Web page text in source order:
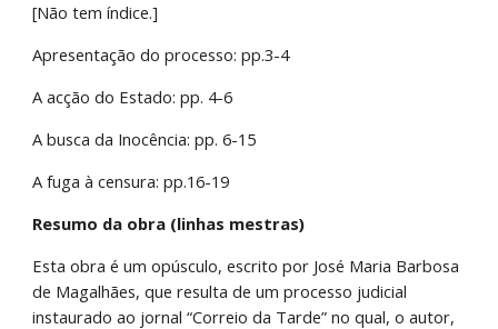
[Não tem índice.]
Apresentação do processo: pp.3-4
A acção do Estado: pp. 4-6
A busca da Inocência: pp. 6-15
A fuga à censura: pp.16-19
Resumo da obra (linhas mestras)
Esta obra é um opúsculo, escrito por José Maria Barbosa
de Magalhães, que resulta de um processo judicial
instaurado ao jornal “Correio da Tarde” no qual, o autor,